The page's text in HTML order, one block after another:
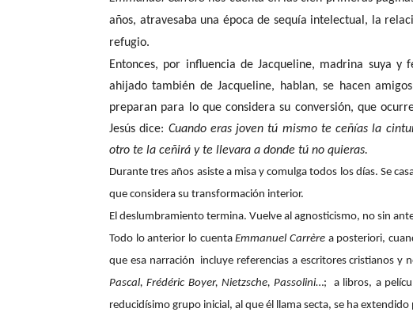
años, atravesaba una época de sequía intelectual, la
refugio.
Entonces, por influencia de Jacqueline, madrina suya
ahijado también de Jacqueline, hablan, se hacen
preparan para lo que considera su conversión, que
Jesús dice: Cuando eras joven tú mismo te ceñías la
otro te la ceñirá y te llevara a donde tú no quieras.
Durante tres años asiste a misa y comulga todos los días. Se
que considera su transformación interior.
El deslumbramiento termina. Vuelve al agnosticismo, no sin
Todo lo anterior lo cuentaEmmanuel Carrèrea posteriori,
que esa narración incluye referencias a escritores cristianos y
Pascal, Frédéric Boyer, Nietzsche, Passolini…;
a libros, a
reducidísimo grupo inicial, al que él llama secta, se ha